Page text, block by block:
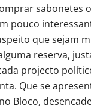
sabonetes
pouco
que sejam
reserva,
projecto
Que se
Bloco,